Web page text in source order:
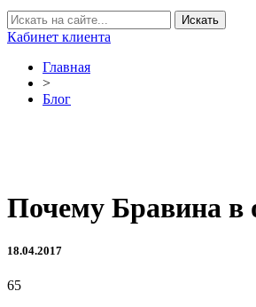
Кабинет клиента
Главная
>
Блог
Почему Бравина в
18.04.2017
65